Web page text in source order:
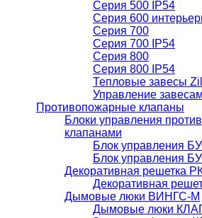
Серия 500 IP54
Серия 600
Серия 700
Серия 700 IP54
Серия 800
Серия 800 IP54
Тепловые завесы
Управление
Противопожарные клапаны
Блоки управления
клапанами
Блок управления
Блок управления
Декоративная решетка
Декоративная
Дымовые люки ВИНГС-М
Дымовые люки